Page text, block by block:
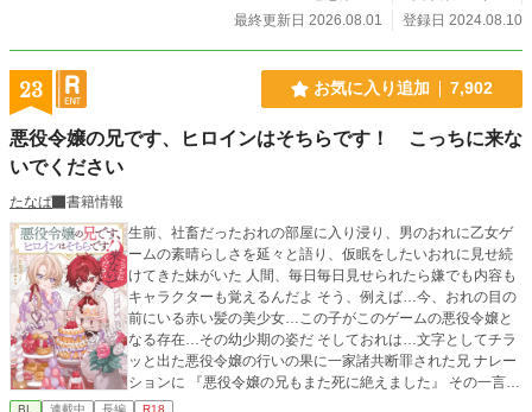
ジゼリトレォンで、お菓子づくりのお話で、６４３１字の小
な、お詫びがございます！ ①私がお伝えし忘れたため、登場
人物紹介のセバに、眼鏡がありません！ ②最終稿の修正が私
書籍p262 後ろから４行目 テデの台詞が 正『お気をつけく
正『のばしゅ！ お肉』が 誤『のばしゅ！お肉』に すべて
の書籍 書籍p283 後ろから６行目 正『ゲォルグ・ディア・
ジェディス』が 誤『ゲォルグ・ディオ・ジェディス』に こ
れはエラーで吹き飛んだ訳ではなく、全く気づいていません
でした、ごめんなさい……！ p239 最終行 『腕輪』が『ブ
レスレット』 カタカナ変換忘れ ごめんなさい！ 今後、増刷
の機会があれば修正予定です。 誠に、誠に、申しわけござい
ません！ でも眼鏡のないセバはとてもかっこ可愛く！ ほぼ
全文書き直しは、骨折した肩で（笑）めちゃくちゃがんばっ
最終更新日 2026.08.01
登録日 2024.08.10
23 お気に入り追加 7,902
悪役令嬢の兄です、ヒロインはそちらです！ こっちに来な
いでください
たなぱ
書籍情報
生前、社畜だったおれの部屋に入り浸り、男のおれに乙女ゲ
ームの素晴らしさを延々と語り、仮眠をしたいおれに見せ続
けてきた妹がいた 人間、毎日毎日見せられたら嫌でも内容も
キャラクターも覚えるんだよ そう、例えば…今、おれの目の
前にいる赤い髪の美少女…この子がこのゲームの悪役令嬢と
なる存在…その幼少期の姿だ そしておれは…文字としてチラ
ッと出た悪役令嬢の行いの果に一家諸共断罪された兄 ナレー
ションに 『悪役令嬢の兄もまた死に絶えました』 その一言で
説明を片付けられ、それしか登場しない存在…そんな悪役令